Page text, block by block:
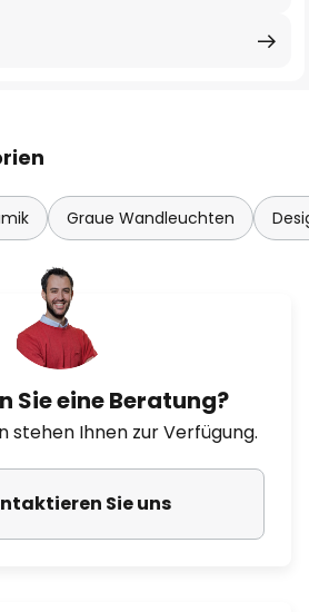
Graue Wandleuchten
Sie eine Beratung?
stehen Ihnen zur Verfügung.
Sie uns